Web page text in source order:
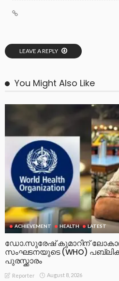
LEAVE A REPLY
You Might Also Like
ACHIEVEMENT HEALTH LATEST
ഡോ.സുരേഷ് കുമാറിന്
സംഘടനയുടെ (WHO)
പുരസ്ക്കാരം
Reporter August 8, 2026